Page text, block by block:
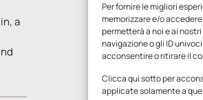
Per fornire le migliori
memorizzare e/o
permetterà a noi e ai
navigazione o gli ID
acconsentire o ritirare il
Clicca qui sotto per
applicate solamente a
a